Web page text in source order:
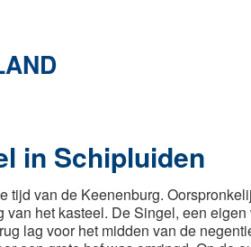
in Schipluiden
van de Keenenburg.
het kasteel. De Singel, een
lag voor het midden van de